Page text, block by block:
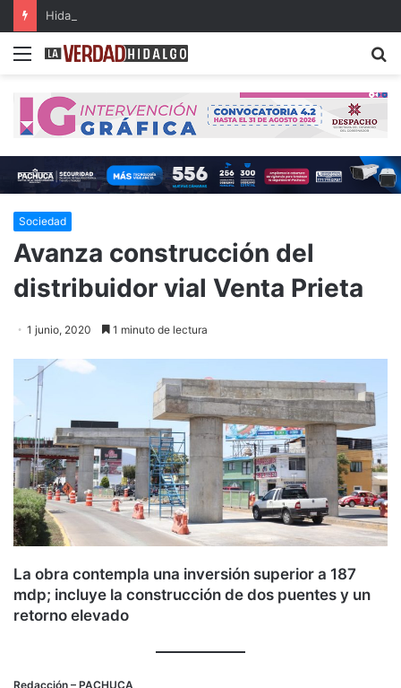
Menu
Sociedad
Avanza construcción del
distribuidor vial Venta Prieta
1 junio, 2020 1 minuto de lectura
La obra contempla una inversión superior a 187
mdp; incluye la construcción de dos puentes y un
retorno elevado
Redacción – PACHUCA